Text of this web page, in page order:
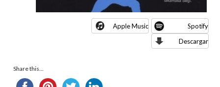
Apple Music
Spotify
Descargar
Share this...